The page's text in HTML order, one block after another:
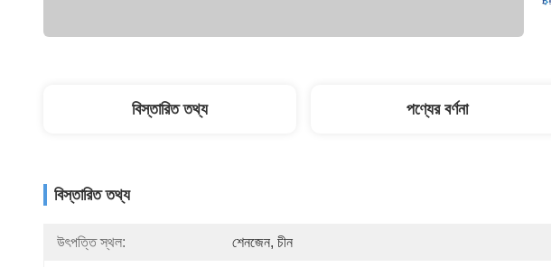
বিস্তারিত তথ্য পণ্যের বর্ণনা
বিস্তারিত তথ্য
উৎপত্তি স্থল: শেনজেন, চীন